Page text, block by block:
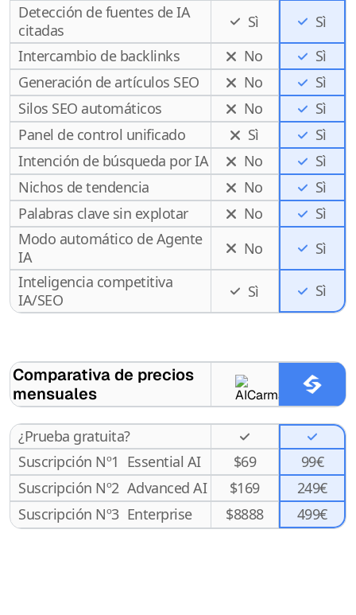
Detección de fuentes de IA
citadas
Sì
Sì
Intercambio de backlinks
No
Sì
Generación de artículos SEO
No
Sì
Silos SEO automáticos
No
Sì
Panel de control unificado
Sì
Sì
Intención de búsqueda por IA
No
Sì
Nichos de tendencia
No
Sì
Palabras clave sin explotar
No
Sì
Modo automático de Agente
IA
No
Sì
Inteligencia competitiva
IA/SEO
Sì Sì
Comparativa de precios
mensuales
¿Prueba gratuita?
Suscripción Nº1 Essential AI $69
99€
Suscripción Nº2 Advanced AI $169
249€
Suscripción Nº3 Enterprise $8888 499€